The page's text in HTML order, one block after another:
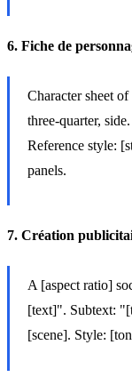
6. Fiche de
Character sheet
three-quarter,
Reference style:
panels.
7. Création
A [aspect ratio]
[text]". Subtext:
[scene]. Style: